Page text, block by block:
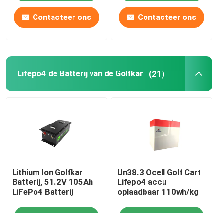
de batterijpak van 12v LiFePO4
De Batterij van rv LiFePo4
De Cel van het lithiumfosfaat
kleine lipobatterij
Contacteer ons Contacteer ons
Lifepo4 de Batterij van de Golfkar (21)
Lithium Ion Golfkar
Batterij, 51.2V 105Ah
LiFePo4 Batterij
Un38.3 Ocell Golf Cart
Lifepo4 accu
oplaadbaar 110wh/kg